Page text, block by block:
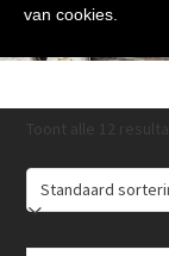
Body
Toont alle 12
van cookies.